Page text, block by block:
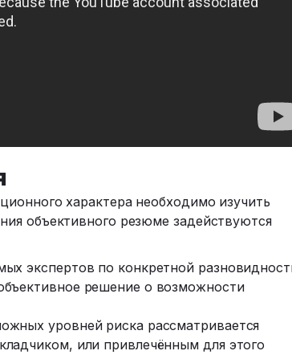
характера необходимо изучить
объективного резюме задействуются
экспертов по конкретной
решение о возможности
уровней риска рассматривается
или привлечённым для этого